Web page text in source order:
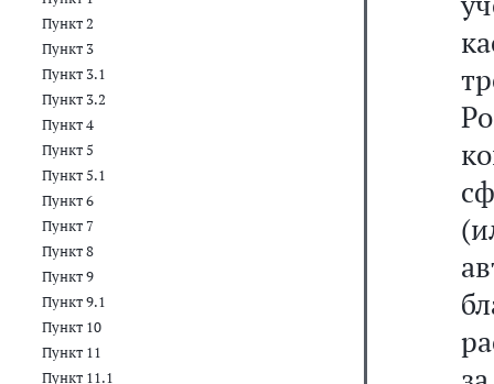
Пункт 2
Пункт 3
Пункт 3.1
Пункт 3.2
Пункт 4
Пункт 5
Пункт 5.1
Пункт 6
Пункт 7
Пункт 8
Пункт 9
Пункт 9.1
Пункт 10
Пункт 11
Пункт 11.1